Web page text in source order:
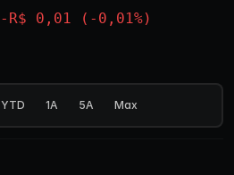
-R$ 0,01 (-0,01%)
YTD 1A 5A Max